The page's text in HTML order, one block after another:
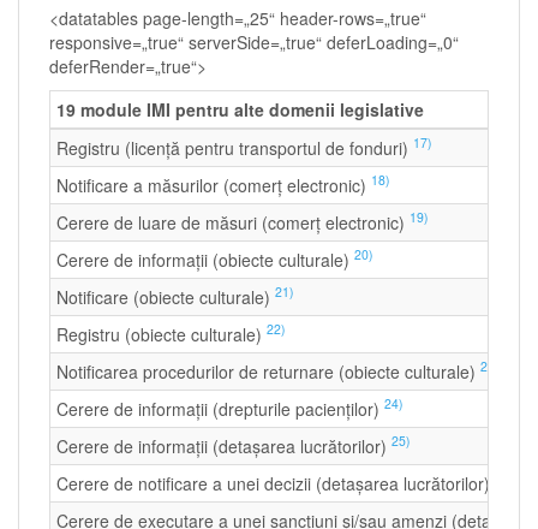
<datatables page-length=„25“ header-rows=„true“
responsive=„true“ serverSide=„true“ deferLoading=„0“
deferRender=„true“>
19 module IMI pentru alte domenii legislative
Registru (licență pentru transportul de fonduri) 17)
Notificare a măsurilor (comerț electronic) 18)
Cerere de luare de măsuri (comerț electronic) 19)
Cerere de informații (obiecte culturale) 20)
Notificare (obiecte culturale) 21)
Registru (obiecte culturale) 22)
Notificarea procedurilor de returnare (obiecte culturale) 23)
Cerere de informații (drepturile pacienților) 24)
Cerere de informații (detașarea lucrătorilor) 25)
Cerere de notificare a unei decizii (detașarea lucrătorilor)
Cerere de executare a unei sancțiuni și/sau amenzi